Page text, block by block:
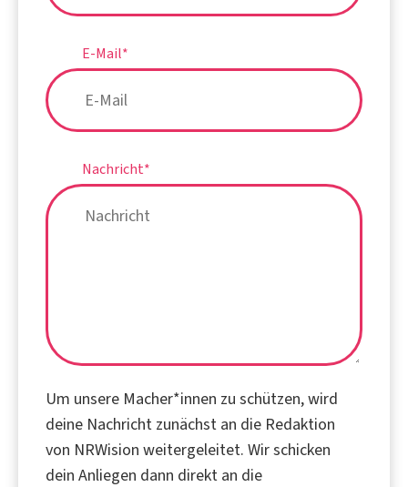
E-Mail*
Nachricht*
Um unsere Macher*innen zu schützen, wird
deine Nachricht zunächst an die Redaktion
von NRWision weitergeleitet. Wir schicken
dein Anliegen dann direkt an die